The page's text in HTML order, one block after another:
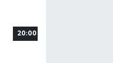
20:00